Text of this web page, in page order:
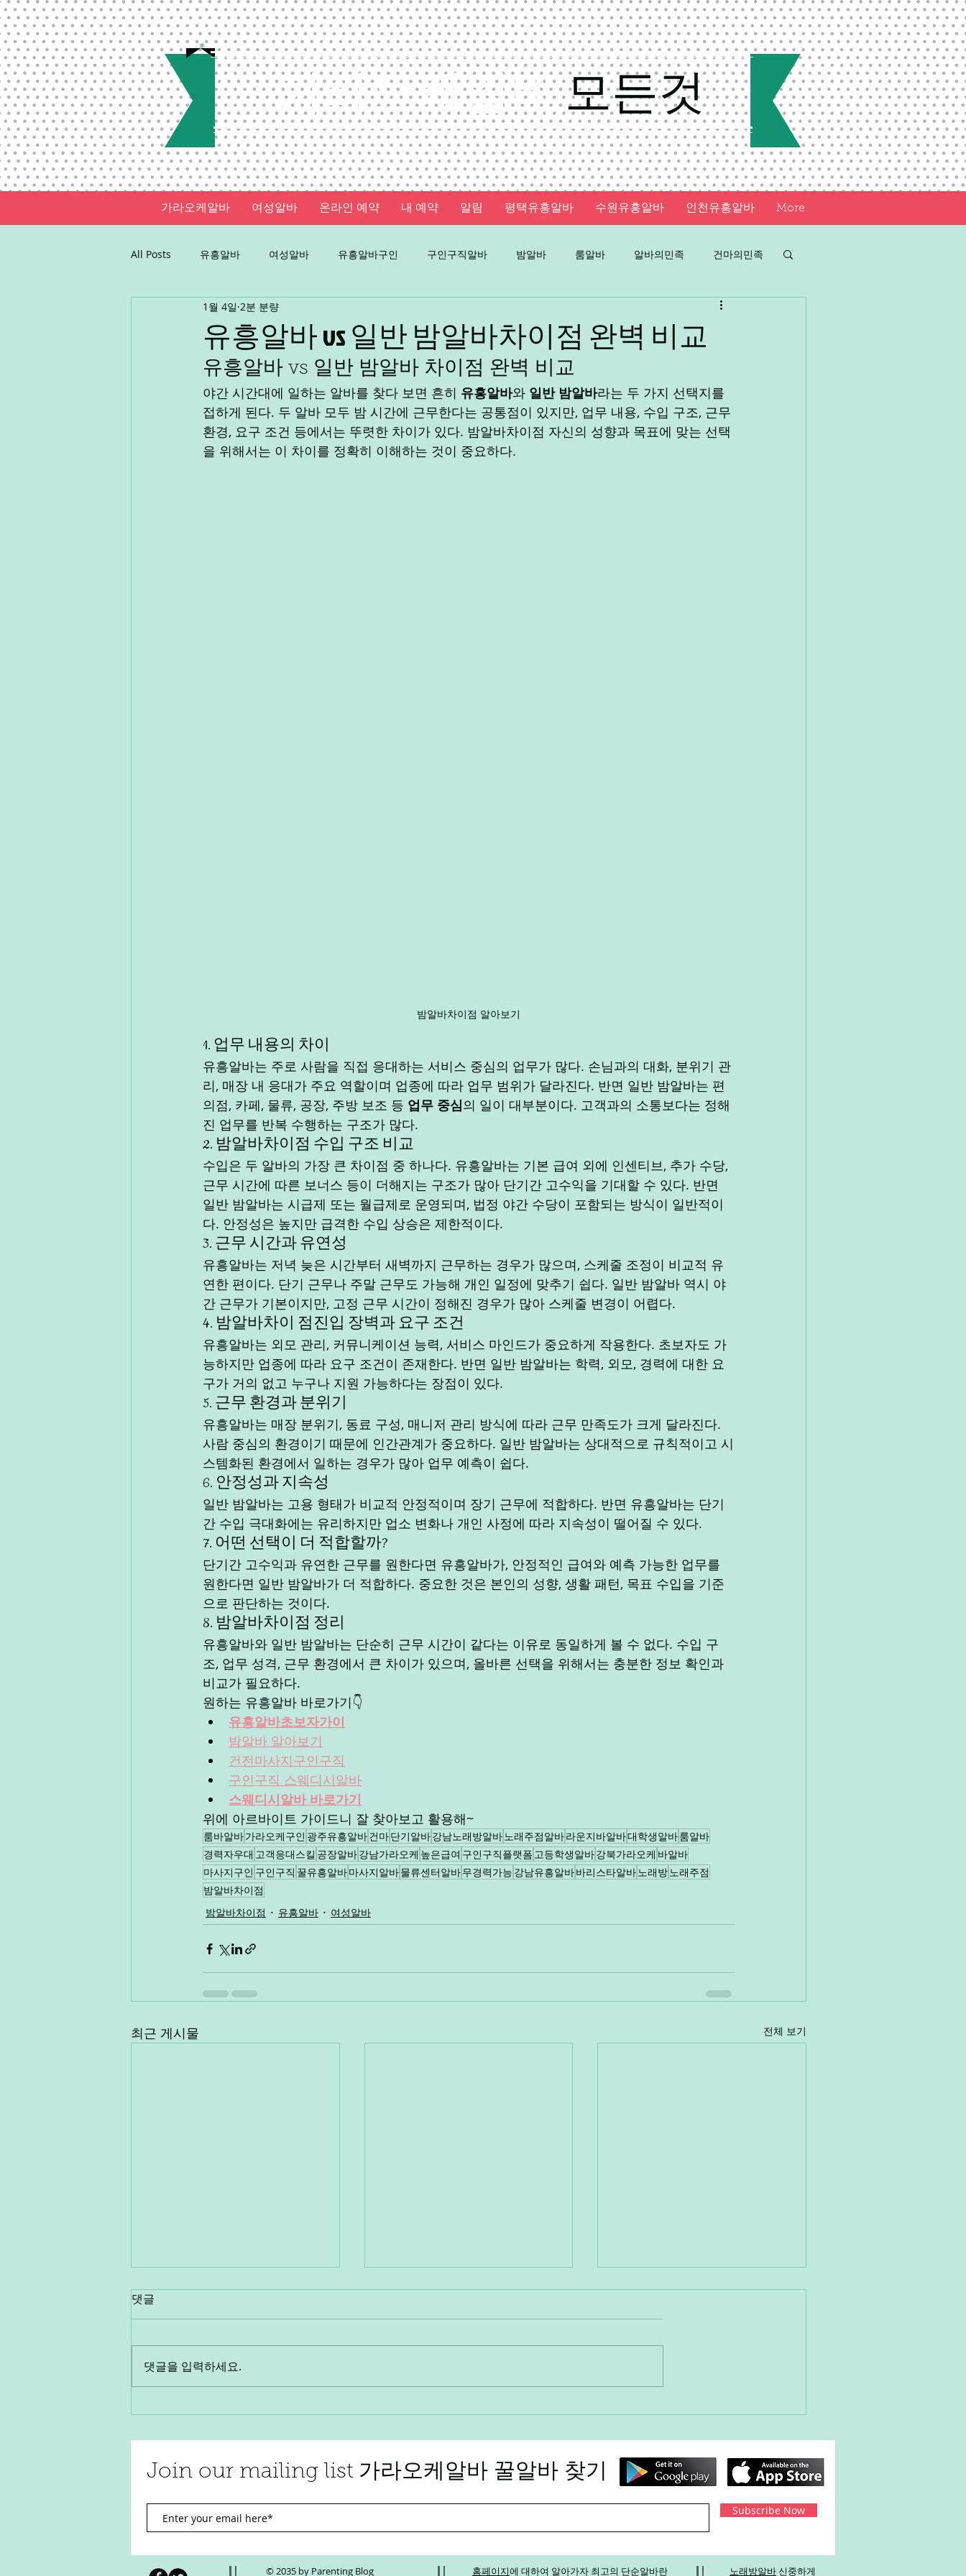
가라오케알바모든것
가라오케알바 여성알바 온라인 예약 내 예약 알림 평택유흥알바 수원유흥알바 인천유흥알바 More
All Posts 유흥알바 여성알바 유흥알바구인 구인구직알바 밤알바 룸알바 알바의민족 건마의민족
업소알바 아르바이트
단기알바 장기알바 주말알바 야간알바 주간알바 평일알바
직장인부업 재택알바 알바플랫폼 제주알바 광주알바
유흥알바 vs 일반 밤알바차이점 완벽 비교
1월 4일 2분 분량
유흥알바 vs 일반 밤알바 차이점 완벽 비교
야간 시간대에 일하는 알바를 찾다 보면 흔히 유흥알바와 일반 밤알바라는 두 가지 선택지를
접하게 된다. 두 알바 모두 밤 시간에 근무한다는 공통점이 있지만, 업무 내용, 수입 구조, 근무
환경, 요구 조건 등에서는 뚜렷한 차이가 있다. 밤알바차이점 자신의 성향과 목표에 맞는 선택
을 위해서는 이 차이를 정확히 이해하는 것이 중요하다.
밤알바차이점 알아보기
1. 업무 내용의 차이
유흥알바는 주로 사람을 직접 응대하는 서비스 중심의 업무가 많다. 손님과의 대화, 분위기 관
리, 매장 내 응대가 주요 역할이며 업종에 따라 업무 범위가 달라진다. 반면 일반 밤알바는 편
의점, 카페, 물류, 공장, 주방 보조 등 업무 중심의 일이 대부분이다. 고객과의 소통보다는 정해
진 업무를 반복 수행하는 구조가 많다.
2. 밤알바차이점 수입 구조 비교
수입은 두 알바의 가장 큰 차이점 중 하나다. 유흥알바는 기본 급여 외에 인센티브, 추가 수당,
근무 시간에 따른 보너스 등이 더해지는 구조가 많아 단기간 고수익을 기대할 수 있다. 반면
일반 밤알바는 시급제 또는 월급제로 운영되며, 법정 야간 수당이 포함되는 방식이 일반적이
다. 안정성은 높지만 급격한 수입 상승은 제한적이다.
3. 근무 시간과 유연성
유흥알바는 저녁 늦은 시간부터 새벽까지 근무하는 경우가 많으며, 스케줄 조정이 비교적 유
연한 편이다. 단기 근무나 주말 근무도 가능해 개인 일정에 맞추기 쉽다. 일반 밤알바 역시 야
간 근무가 기본이지만, 고정 근무 시간이 정해진 경우가 많아 스케줄 변경이 어렵다.
4. 밤알바차이 점진입 장벽과 요구 조건
유흥알바는 외모 관리, 커뮤니케이션 능력, 서비스 마인드가 중요하게 작용한다. 초보자도 가
능하지만 업종에 따라 요구 조건이 존재한다. 반면 일반 밤알바는 학력, 외모, 경력에 대한 요
구가 거의 없고 누구나 지원 가능하다는 장점이 있다.
5. 근무 환경과 분위기
유흥알바는 매장 분위기, 동료 구성, 매니저 관리 방식에 따라 근무 만족도가 크게 달라진다.
사람 중심의 환경이기 때문에 인간관계가 중요하다. 일반 밤알바는 상대적으로 규칙적이고 시
스템화된 환경에서 일하는 경우가 많아 업무 예측이 쉽다.
6. 안정성과 지속성
일반 밤알바는 고용 형태가 비교적 안정적이며 장기 근무에 적합하다. 반면 유흥알바는 단기
간 수입 극대화에는 유리하지만 업소 변화나 개인 사정에 따라 지속성이 떨어질 수 있다.
7. 어떤 선택이 더 적합할까?
단기간 고수익과 유연한 근무를 원한다면 유흥알바가, 안정적인 급여와 예측 가능한 업무를
원한다면 일반 밤알바가 더 적합하다. 중요한 것은 본인의 성향, 생활 패턴, 목표 수입을 기준
으로 판단하는 것이다.
8. 밤알바차이점 정리
유흥알바와 일반 밤알바는 단순히 근무 시간이 같다는 이유로 동일하게 볼 수 없다. 수입 구
조, 업무 성격, 근무 환경에서 큰 차이가 있으며, 올바른 선택을 위해서는 충분한 정보 확인과
비교가 필요하다.
원하는 유흥알바 바로가기👇
유흥알바초보자가이
밤알바 알아보기
건전마사지구인구직
구인구직 스웨디시알바
스웨디시알바 바로가기
위에 아르바이트 가이드니 잘 찾아보고 활용해~
룸바알바가라오케구인 광주유흥알바건마단기알바강남노래방알바노래주점알바라운지바알바대학생알바룸알바
경력자우대 고객응대스킬 공장알바강남가라오케 높은급여 구인구직플랫폼 고등학생알바강북가라오케 바알바
마사지구인 구인구직 꿀유흥알바마사지알바물류센터알바무경력가능 강남유흥알바바리스타알바노래방노래주점
밤알바차이점
밤알바차이점
유흥알바 여성알바
최근 게시물 전체 보기
광주상무지구여성알바 다음비
가요주점알바 - 일반적인 술집
고수익여성알바 현실적으로 가
댓글
댓글을 입력하세요.
Join our mailing list 가라오케알바 꿀알바 찾기
Subscribe Now
© 2035 by Parenting Blog 홈페이지에 대하여 알아가자 최고의 단순알바란 노래방알바신중하게